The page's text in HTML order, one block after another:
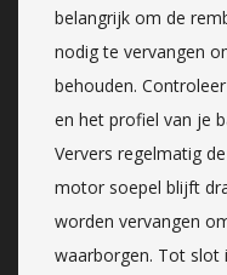
belangrijk om de
nodig te vervangen
behouden.
en het profiel van je
Ververs regelmatig
motor soepel blijft
worden vervangen
waarborgen. Tot slot